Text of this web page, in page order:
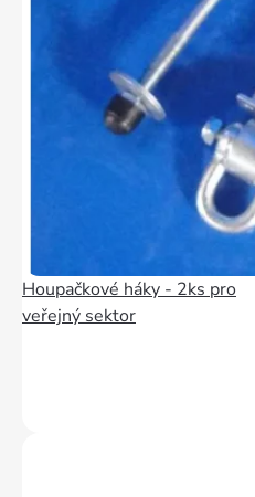
Houpačkové háky - 2ks pro
veřejný sektor